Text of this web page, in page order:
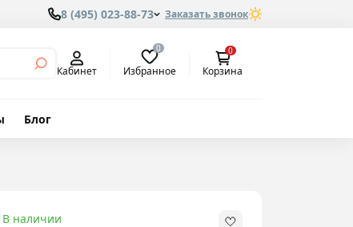
8 (495) 023-88-73 Заказать звонок
Кабинет
0
Избранное
0
Корзина
Блог
В наличии